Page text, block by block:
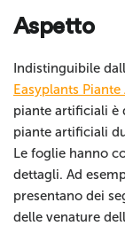
Aspetto
Indistinguibile
Easyplants
piante artificiali è
piante artificiali
Le foglie hanno
dettagli. Ad
presentano dei
delle venature